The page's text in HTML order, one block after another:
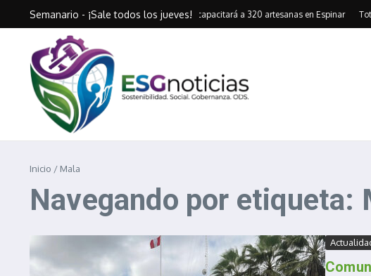
Semanario - ¡Sale todos los jueves!Antapaccay capacitará a 320 artesanas en Espinar
Inicio / Mala
Navegando por etiqueta: